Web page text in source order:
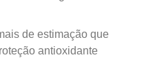
de estimação que
antioxidante